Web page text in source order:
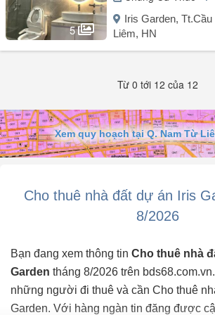
- Điều hoà nóng lạnh các tầng đầy đủ.
- Vị trí nhà lô góc, ô tô đỗ cửa, khu đô thị an
- Phù hợp nhu cầu thuê nhà làm văn phòng
5
Iris Garden,
Liêm, HN
- Căn hộ tầng 2x, đẹp, tòa CT1B.
- Diện tích 62m², thiết kế 2 phòng ngủ, 2 vệ
- Ban công Nam, view hồ, view pháo hoa đẹp.
- Có thể vào luôn hoặc thương lượng thời gian.
Liên hệ , mở cửa xem nhà 24/7.
Từ 0 tới 12 của 12
Xem quy hoạch tại Q. Nam Từ
Cho thuê nhà đất dự án Iris
8/2026
Bạn đang xem thông tin Cho thuê nhà
Garden tháng 8/2026 trên
những người đi thuê và cần Cho thuê
Garden. Với hàng ngàn tin đăng được